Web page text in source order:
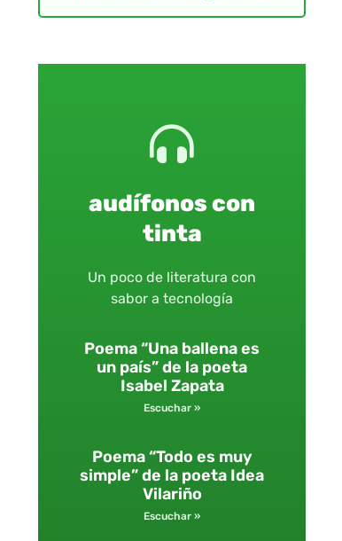
audífonos con
tinta
Un poco de literatura con
sabor a tecnología
Poema “Una ballena es
un país” de la poeta
Isabel Zapata
Escuchar »
Poema “Todo es muy
simple” de la poeta Idea
Vilariño
Escuchar »